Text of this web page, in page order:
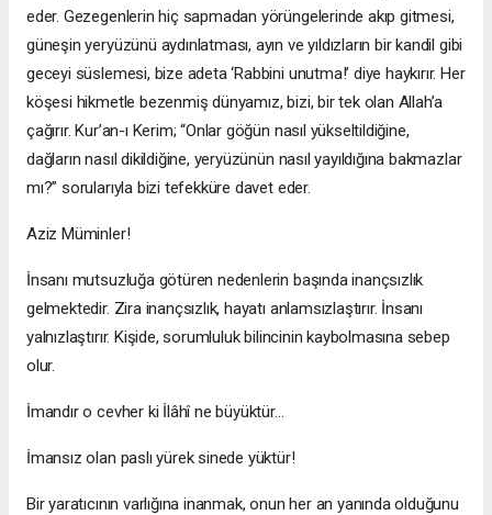
eder. Gezegenlerin hiç sapmadan yörüngelerinde akıp gitmesi,
güneşin yeryüzünü aydınlatması, ayın ve yıldızların bir kandil gibi
geceyi süslemesi, bize adeta ‘Rabbini unutma!’ diye haykırır. Her
köşesi hikmetle bezenmiş dünyamız, bizi, bir tek olan Allah’a
çağırır. Kur’an-ı Kerim; “Onlar göğün nasıl yükseltildiğine,
dağların nasıl dikildiğine, yeryüzünün nasıl yayıldığına bakmazlar
mı?” sorularıyla bizi tefekküre davet eder.
Aziz Müminler!
İnsanı mutsuzluğa götüren nedenlerin başında inançsızlık
gelmektedir. Zira inançsızlık, hayatı anlamsızlaştırır. İnsanı
yalnızlaştırır. Kişide, sorumluluk bilincinin kaybolmasına sebep
olur.
İmandır o cevher ki İlâhî ne büyüktür…
İmansız olan paslı yürek sinede yüktür!
Bir yaratıcının varlığına inanmak, onun her an yanında olduğunu